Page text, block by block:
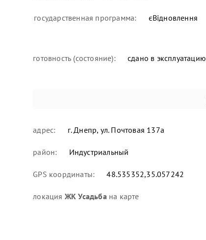
государственная программа: єВідновлення
готовность (состояние): сдано в эксплуатацию
адрес: г. Днепр, ул. Почтовая 137а
район: Индустриальный
GPS координаты: 48.535352,35.057242
локация ЖК Усадьба на карте